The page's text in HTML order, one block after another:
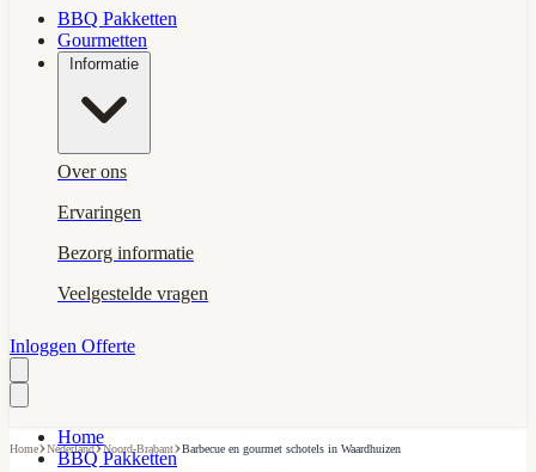
BBQ Pakketten
Gourmetten
Informatie
Over ons
Ervaringen
Bezorg informatie
Veelgestelde vragen
Inloggen Offerte
Home
BBQ Pakketten
Home›Nederland›Noord-Brabant›Barbecue en gourmet schotels in Waardhuizen